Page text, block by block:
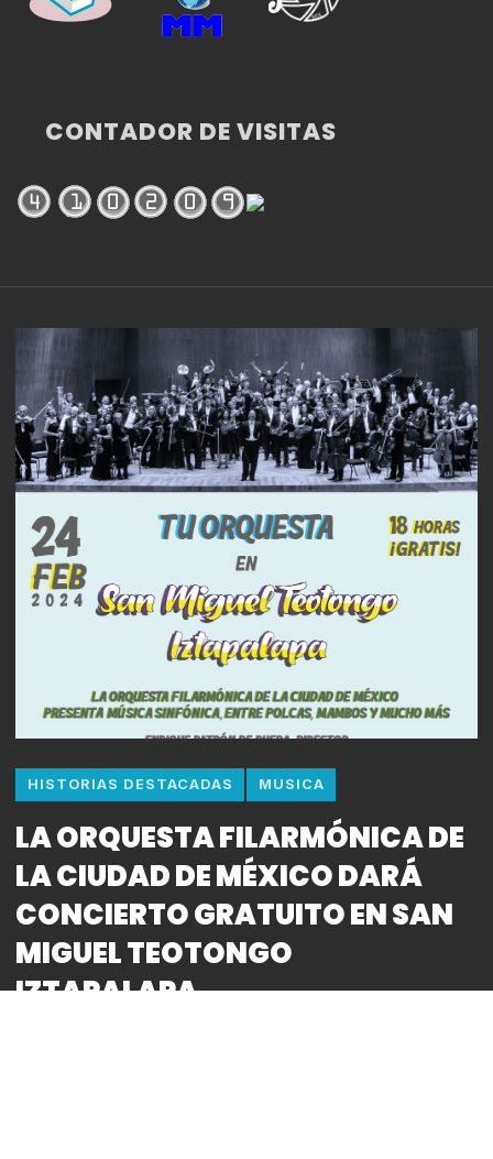
CONTADOR DE VISITAS
HISTORIAS DESTACADAS MUSICA
LA ORQUESTA FILARMÓNICA DE
LA CIUDAD DE MÉXICO DARÁ
CONCIERTO GRATUITO EN SAN
MIGUEL TEOTONGO
IZTAPALAPA